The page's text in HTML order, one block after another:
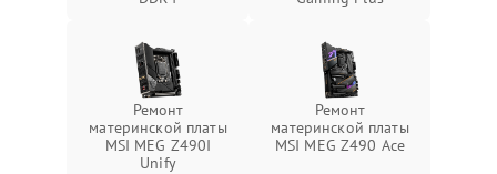
Ремонт
материнской платы
MSI MEG Z490I
Unify
Ремонт
материнской платы
MSI MEG Z490 Ace